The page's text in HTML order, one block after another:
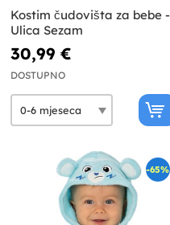
Kostim čudovišta za bebe -
Ulica Sezam
30,99 €
DOSTUPNO
-65%